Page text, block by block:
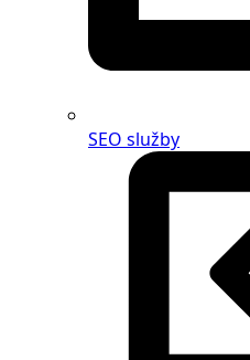
SEO služby